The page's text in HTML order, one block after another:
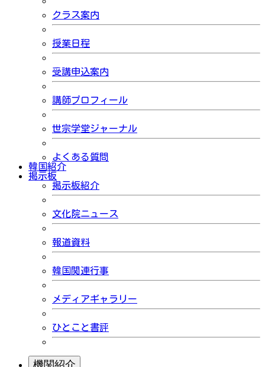
クラス案内
授業日程
受講申込案内
講師プロフィール
世宗学堂ジャーナル
よくある質問
韓国紹介
掲示板
掲示板紹介
文化院ニュース
報道資料
韓国関連行事
メディアギャラリー
ひとこと書評
機関紹介